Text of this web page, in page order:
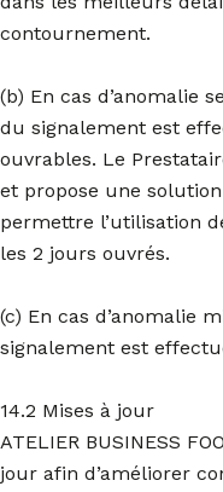
contournement.
(b) En cas d’anomalie
du signalement est
ouvrables. Le
et propose une
permettre l’utilisation
les 2 jours ouvrés.
(c) En cas d’anomalie
signalement est
14.2 Mises à jour
ATELIER BUSINESS
jour afin d’améliorer